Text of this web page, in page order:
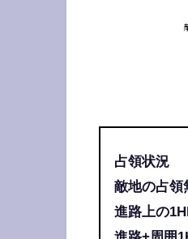
占領状
敵地の占
進路上の